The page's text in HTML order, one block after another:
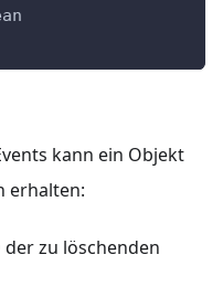
kann ein Objekt
erhalten:
zu löschenden